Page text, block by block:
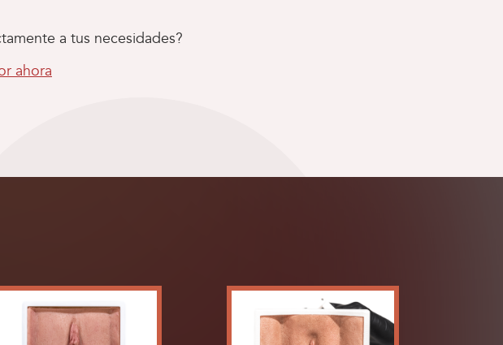
a tus necesidades?
ahora